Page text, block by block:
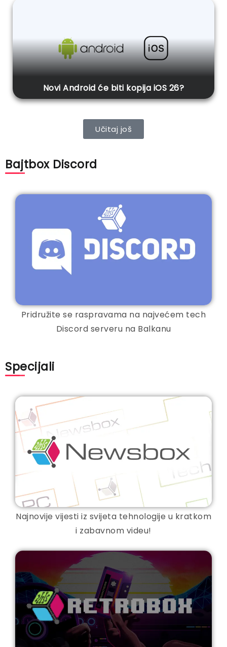
Novi Android će biti kopija iOS 26?
Učitaj još
Bajtbox Discord
Pridružite se raspravama na najvećem tech
Discord serveru na Balkanu
Specijali
Najnovije vijesti iz svijeta tehnologije u kratkom
i zabavnom videu!